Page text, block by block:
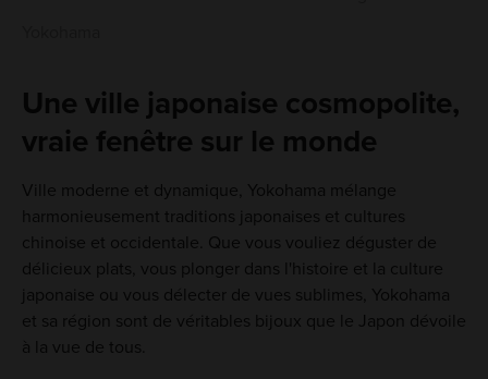
Une ville japonaise cosmopolite,
vraie fenêtre sur le monde
Ville moderne et dynamique, Yokohama mélange
harmonieusement traditions japonaises et cultures
chinoise et occidentale. Que vous vouliez déguster de
délicieux plats, vous plonger dans l'histoire et la culture
japonaise ou vous délecter de vues sublimes, Yokohama
et sa région sont de véritables bijoux que le Japon dévoile
à la vue de tous.